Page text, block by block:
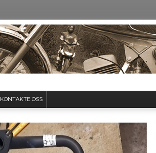
KONTAKTE OSS